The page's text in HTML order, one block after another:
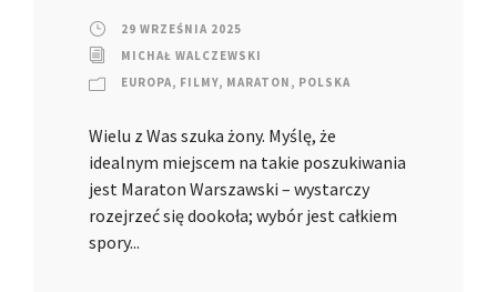
29 WRZEŚNIA 2025
MICHAŁ WALCZEWSKI
EUROPA, FILMY, MARATON , POLSKA
Wielu z Was szuka żony. Myślę, że
idealnym miejscem na takie poszukiwania
jest Maraton Warszawski – wystarczy
rozejrzeć się dookoła; wybór jest całkiem
spory...